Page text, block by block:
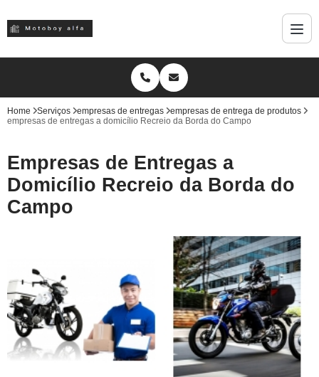
Home Serviços empresas de entregas
empresas de entrega de produtos
empresas de entregas a domicílio Recreio da Borda do Campo
Empresas de Entregas a
Domicílio Recreio da Borda do
Campo